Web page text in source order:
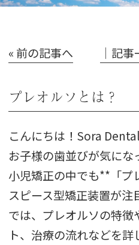
« 前の記事へ │記事
プレオルソとは？
こんにちは！Sora
お子様の歯並びが気にな
小児矯正の中でも**「プ
スピース型矯正装置が注
では、プレオルソの特徴
ト、治療の流れなどを詳